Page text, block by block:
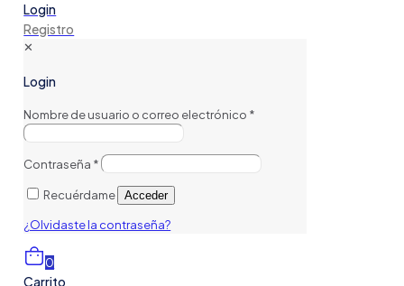
Login
Registro
✕
Login
Nombre de usuario o correo electrónico *
Contraseña *
Recuérdame Acceder
¿Olvidaste la contraseña?
0
Carrito